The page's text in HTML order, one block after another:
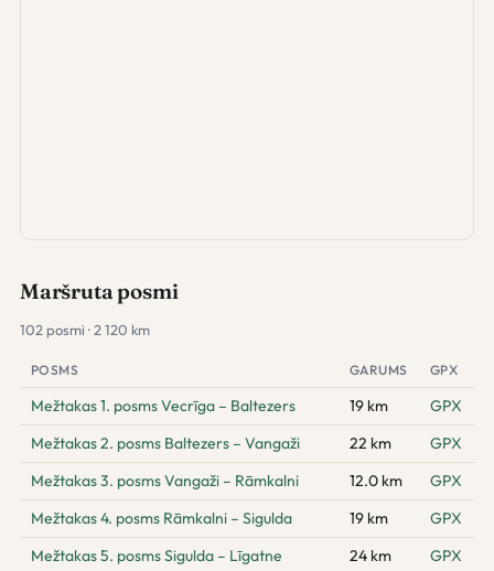
Maršruta posmi
102 posmi · 2 120 km
POSMS GARUMS GPX
Mežtakas 1. posms Vecrīga – Baltezers 19 km
GPX
Mežtakas 2. posms Baltezers – Vangaži
22 km
GPX
Mežtakas 3. posms Vangaži – Rāmkalni
12.0 km
GPX
Mežtakas 4. posms Rāmkalni – Sigulda
19 km
GPX
Mežtakas 5. posms Sigulda – Līgatne
24 km
GPX